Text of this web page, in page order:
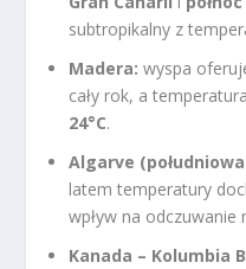
subtropikalny z
Madera: wyspa
cały rok, a
24°C.
Algarve
latem temperatury
wpływ na odczuwanie
Kanada – Kolumbia